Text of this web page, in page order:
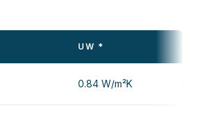
UW *
0.84 W/m²K